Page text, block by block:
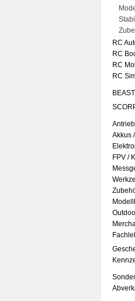
RC
RC
RC
RC
Antrieb
Akkus
FPV /